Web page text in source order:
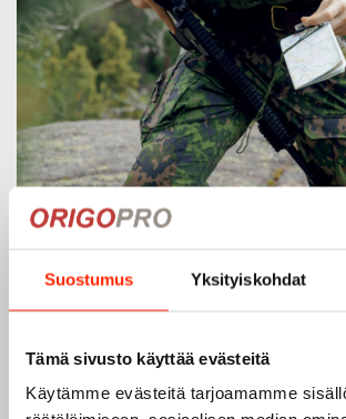
Suostumus Yksityiskohdat
Tämä sivusto käyttää evästeitä
Käytämme evästeitä tarjoamamme
Origopro – Suomalainen
1975